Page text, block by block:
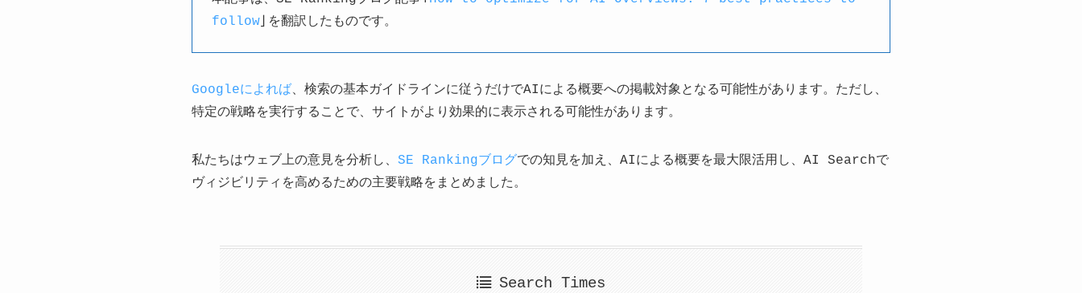
follow 」を翻訳したものです。
Googleによれば、検索の基本ガイドラインに従うだけでAIによる概要への掲載対象となる可能性があります。ただし、
特定の戦略を実行することで、サイトがより効果的に表示される可能性があります。
私たちはウェブ上の意見を分析し、 SE Rankingブログでの知見を加え、AIによる概要を最大限活用し、AI Searchで
ヴィジビリティを高めるための主要戦略をまとめました。
Search Times